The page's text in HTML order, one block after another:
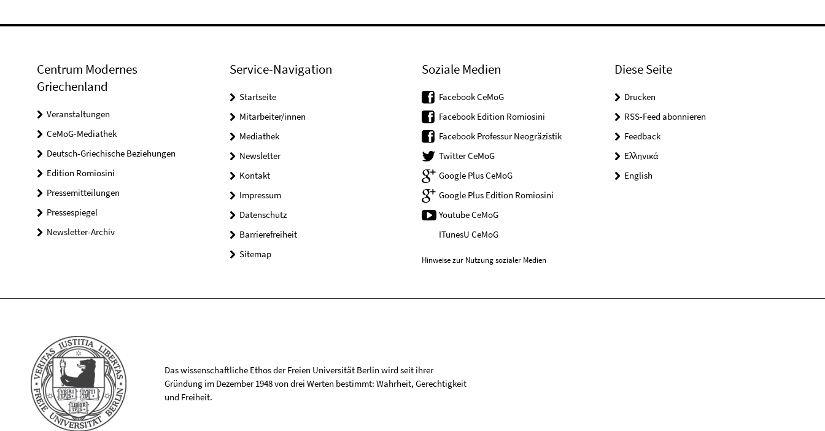
Centrum Modernes
Griechenland
Veranstaltungen
CeMoG-Mediathek
Deutsch-Griechische Beziehungen
Edition Romiosini
Pressemitteilungen
Pressespiegel
Newsletter-Archiv
Service-Navigation
Startseite
Mitarbeiter/innen
Mediathek
Newsletter
Kontakt
Impressum
Datenschutz
Barrierefreiheit
Sitemap
Soziale Medien
Facebook CeMoG
Facebook Edition Romiosini
Facebook Professur Neogräzistik
Twitter CeMoG
Google Plus CeMoG
Google Plus Edition Romiosini
Youtube CeMoG
ITunesU CeMoG
Hinweise zur Nutzung sozialer Medien
Diese Seite
Drucken
RSS-Feed abonnieren
Feedback
Ελληνικά
English
Das wissenschaftliche Ethos der Freien Universität Berlin wird seit ihrer
Gründung im Dezember 1948 von drei Werten bestimmt: Wahrheit, Gerechtigkeit
und Freiheit.